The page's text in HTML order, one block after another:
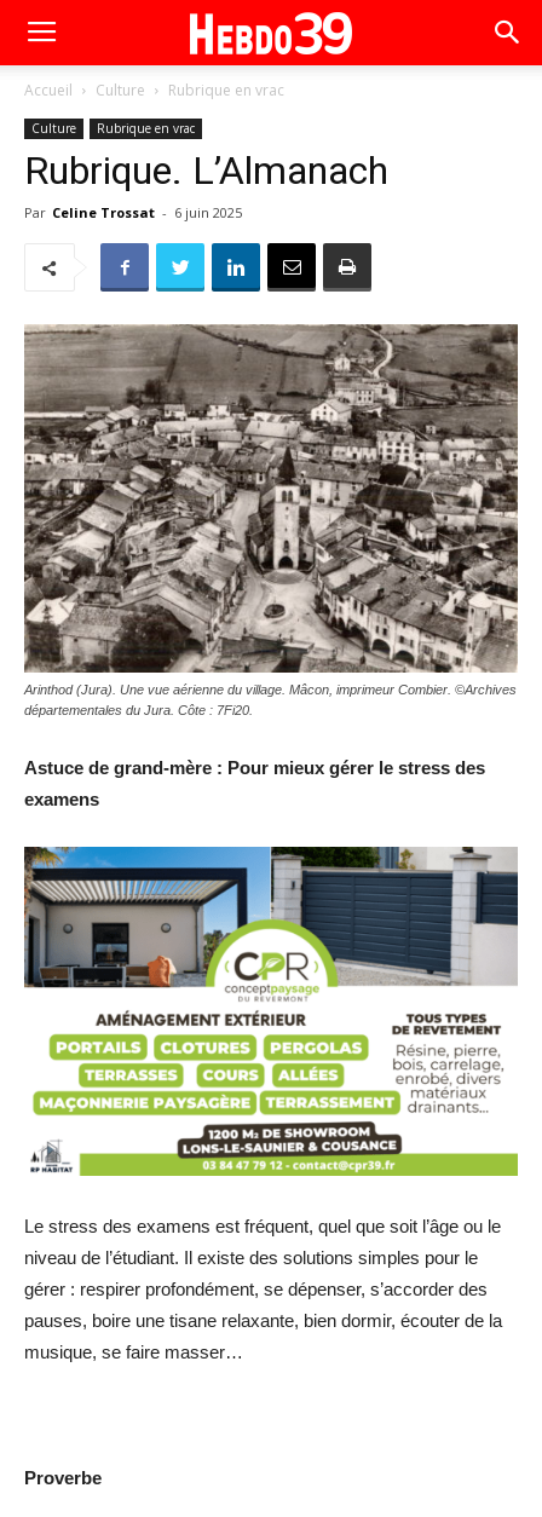
Accueil Culture Rubrique en vrac
Culture Rubrique en vrac
Rubrique. L’Almanach
Par Celine Trossat - 6 juin 2025
Arinthod (Jura). Une vue aérienne du village. Mâcon, imprimeur Combier. ©Archives
départementales du Jura. Côte : 7Fi20.
Astuce de grand-mère : Pour mieux gérer le stress des
examens
Le stress des examens est fréquent, quel que soit l’âge ou le
niveau de l’étudiant. Il existe des solutions simples pour le
gérer : respirer profondément, se dépenser, s’accorder des
pauses, boire une tisane relaxante, bien dormir, écouter de la
musique, se faire masser…
Proverbe